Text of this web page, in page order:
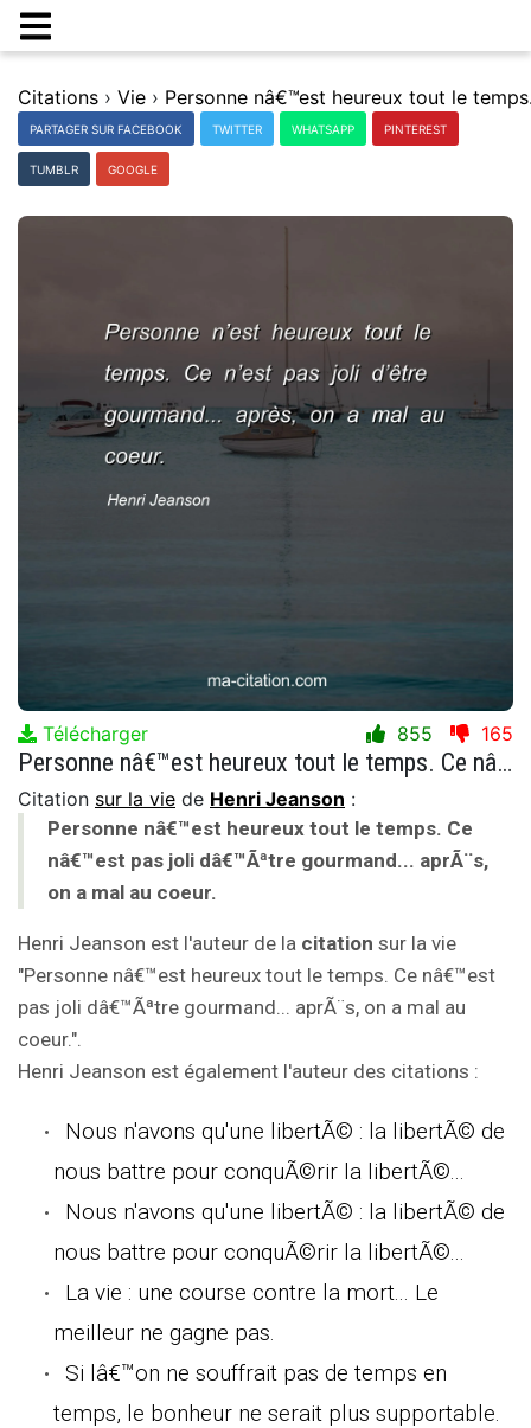
Citations › Vie ›
PARTAGER SUR FACEBOOK TWITTER WHATSAPP PINTEREST
TUMBLR GOOGLE
Télécharger 855 165
Personne nâ€™est heureux tout le temps. Ce nâ€™est pas joli dâ€™Ãªtre gourmand... aprÃ¨s, on a mal au coeur.
Citation sur la vie de Henri Jeanson :
Personne nâ€™est heureux tout le temps. Ce
nâ€™est pas joli dâ€™Ãªtre gourmand... aprÃ¨s,
on a mal au coeur.
Henri Jeanson est l'auteur de la citation sur la vie
"Personne nâ€™est heureux tout le temps. Ce nâ€™est
pas joli dâ€™Ãªtre gourmand... aprÃ¨s, on a mal au
coeur.".
Henri Jeanson est également l'auteur des citations :
Nous n'avons qu'une libertÃ© : la libertÃ© de
nous battre pour conquÃ©rir la libertÃ©...
Nous n'avons qu'une libertÃ© : la libertÃ© de
nous battre pour conquÃ©rir la libertÃ©...
La vie : une course contre la mort... Le
meilleur ne gagne pas.
Si lâ€™on ne souffrait pas de temps en
temps, le bonheur ne serait plus supportable.